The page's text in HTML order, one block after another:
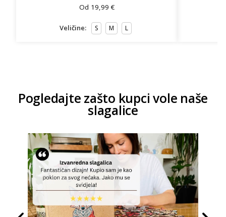
Od 19,99€
Veličine: S M L
Pogledajte zašto kupci vole naše
slagalice